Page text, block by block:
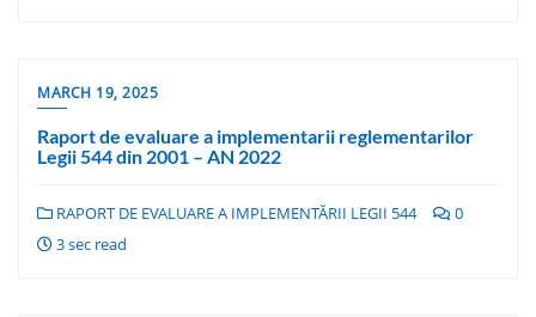
MARCH 19, 2025
Raport de evaluare a implementarii reglementarilor
Legii 544 din 2001 – AN 2022
RAPORT DE EVALUARE A IMPLEMENTĂRII LEGII 544
0
3 sec read